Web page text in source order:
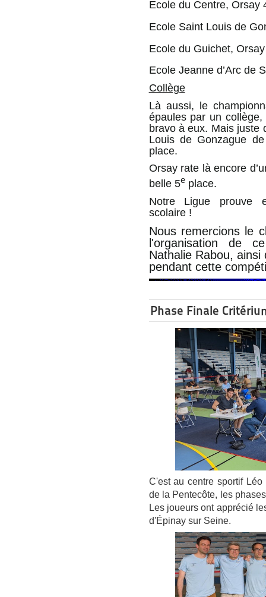
Ecole du Centre, Orsay
Ecole Saint Louis de
Ecole du Guichet,
Ecole Jeanne d’Arc de
Collège
Là aussi, le
épaules par un
bravo à eux. Mais juste
Louis de Gonzague
place.
Orsay rate là encore
belle 5eplace.
Notre Ligue prouve
scolaire !
Nous remercions le
l'organisation de
Nathalie Rabou,
pendant cette
Phase Finale
C'est au centre sportif
de la Pentecôte, les
Les joueurs ont apprécié
d'Épinay sur Seine.